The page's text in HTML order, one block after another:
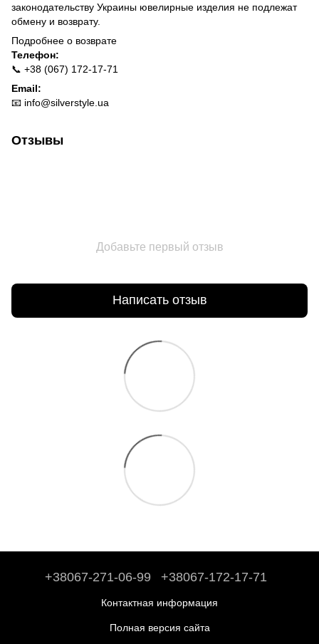
законодательству Украины ювелирные изделия не подлежат
обмену и возврату.
Подробнее о возврате
Телефон:
📞 +38 (067) 172-17-71
Email:
📧 info@silverstyle.ua
Отзывы
Добавьте первый отзыв
Написать отзыв
+38067-271-06-99 +38067-172-17-71
Контактная информация
Полная версия сайта